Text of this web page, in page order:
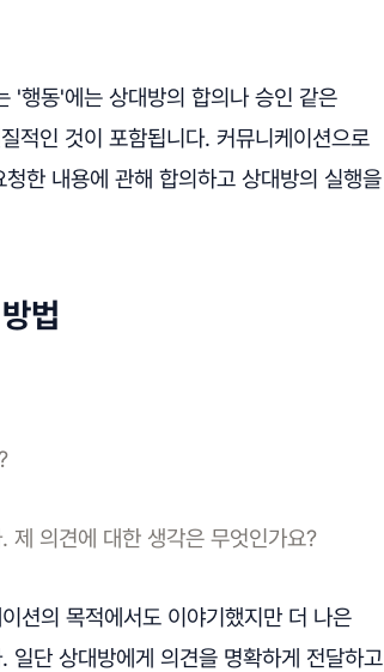
'행동'에는 상대방의 합의나 승인 같은
적인 것이 포함됩니다. 커뮤니케이션으로
한 내용에 관해 합의하고 상대방의 실행을
법
제 의견에 대한 생각은 무엇인가요?
션의 목적에서도 이야기했지만 더 나은
일단 상대방에게 의견을 명확하게 전달하고